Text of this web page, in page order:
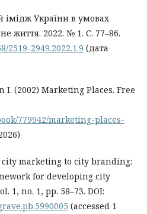
імідж України в умовах
життя. 2022. № 1. С. 77–86.
2519-2949.2022.1.9 (дата
I. (2002) Marketing Places. Free
779942/marketing-places-
city marketing to city branding:
for developing city
1, no. 1, pp. 58–73. DOI:
(accessed 1